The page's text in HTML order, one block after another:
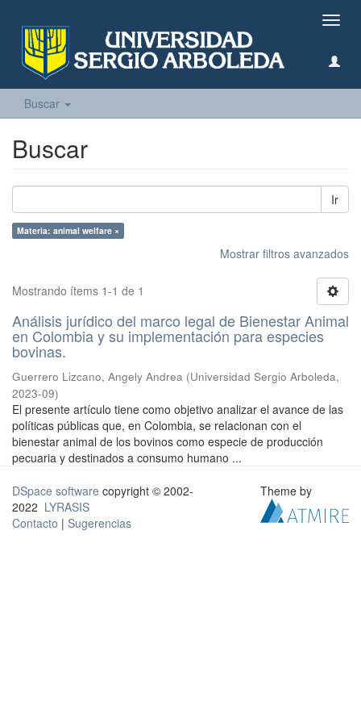
Buscar
Buscar
Ir
Materia: animal welfare ×
Mostrar filtros avanzados
Mostrando ítems 1-1 de 1
Análisis jurídico del marco legal de Bienestar Animal
en Colombia y su implementación para especies
bovinas.
Guerrero Lizcano, Angely Andrea (Universidad Sergio Arboleda,
2023-09)
El presente artículo tiene como objetivo analizar el avance de las
políticas públicas que, en Colombia, se relacionan con el
bienestar animal de los bovinos como especie de producción
pecuaria y destinados a consumo humano ...
DSpace software copyright © 2002-
2022 LYRASIS
Contacto | Sugerencias
Theme by